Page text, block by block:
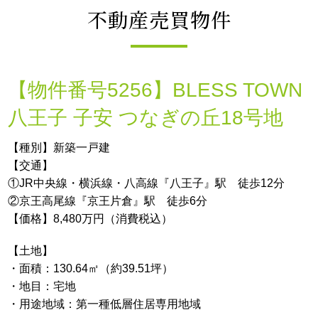
不動産売買物件
【物件番号5256】BLESS TOWN
八王子 子安 つなぎの丘18号地
【種別】新築一戸建
【交通】
①JR中央線・横浜線・八高線『八王子』駅 徒歩12分
②京王高尾線『京王片倉』駅 徒歩6分
【価格】8,480万円（消費税込）
【土地】
・面積：130.64㎡（約39.51坪）
・地目：宅地
・用途地域：第一種低層住居専用地域